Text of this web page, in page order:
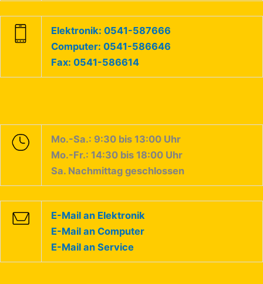
Elektronik: 0541-587666
Computer: 0541-586646
Fax: 0541-586614
Mo.-Sa.: 9:30 bis 13:00 Uhr
Mo.-Fr.: 14:30 bis 18:00 Uhr
Sa. Nachmittag geschlossen
E-Mail an Elektronik
E-Mail an Computer
E-Mail an Service